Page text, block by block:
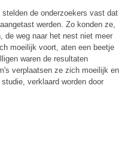
de onderzoekers vast dat
werden. Zo konden ze,
de weg naar het nest niet meer
moeilijk voort, aten een beetje
waren de resultaten
verplaatsen ze zich moeilijk en
verklaard worden door